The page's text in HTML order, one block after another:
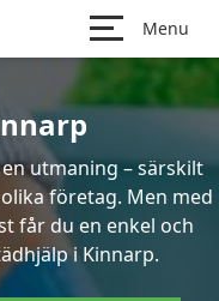
Menu
utmaning – särskilt
företag. Men med
får du en enkel och
i Kinnarp.